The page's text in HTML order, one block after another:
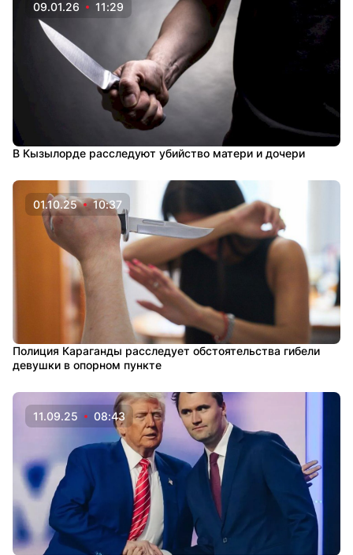
09.01.26 11:29
В Кызылорде расследуют убийство матери и дочери
01.10.25 10:37
Полиция Караганды расследует обстоятельства гибели
девушки в опорном пункте
11.09.25 08:43